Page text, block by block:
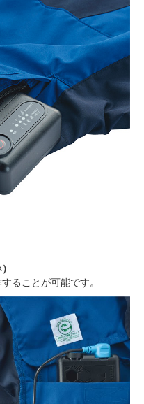
ることが可能です。